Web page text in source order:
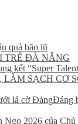
quả bão lũ
TRẺ ĐÀ NẴNG
kết “Super
Đảng
Ngọ 2026 của